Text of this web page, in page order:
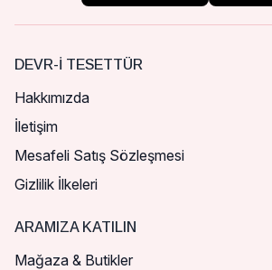
DEVR-I TESETTÜR
Hakkımızda
İletişim
Mesafeli Satış Sözleşmesi
Gizlilik İlkeleri
ARAMIZA KATILIN
Mağaza & Butikler